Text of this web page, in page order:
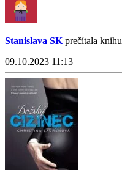
Stanislava SK prečítala knihu
09.10.2023 11:13